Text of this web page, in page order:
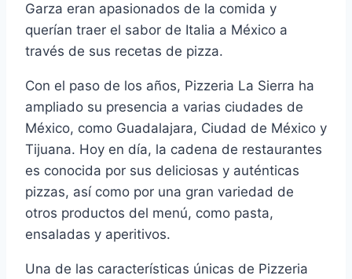
Garza eran apasionados de la comida y
querían traer el sabor de Italia a México a
través de sus recetas de pizza.
Con el paso de los años, Pizzeria La Sierra ha
ampliado su presencia a varias ciudades de
México, como Guadalajara, Ciudad de México y
Tijuana. Hoy en día, la cadena de restaurantes
es conocida por sus deliciosas y auténticas
pizzas, así como por una gran variedad de
otros productos del menú, como pasta,
ensaladas y aperitivos.
Una de las características únicas de Pizzeria